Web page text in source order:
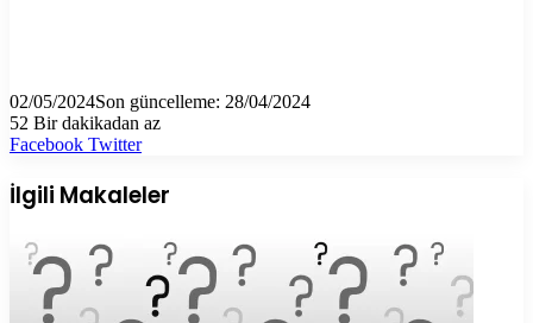
02/05/2024Son güncelleme: 28/04/2024
52 Bir dakikadan az
Facebook TwitterLinkedIn
Tumblr
Pinterest
Reddit
VKontakte
E-
ile
paylaş
Yazdır
İlgili Makaleler